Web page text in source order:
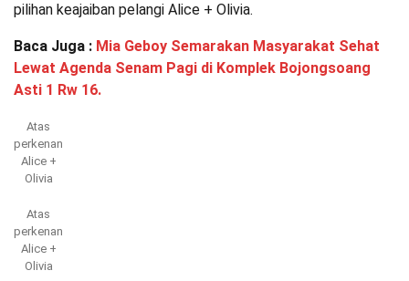
pilihan keajaiban pelangi Alice + Olivia.
Baca Juga : Mia Geboy Semarakan Masyarakat Sehat
Lewat Agenda Senam Pagi di Komplek Bojongsoang
Asti 1 Rw 16.
Atas
perkenan
Alice +
Olivia
Atas
perkenan
Alice +
Olivia